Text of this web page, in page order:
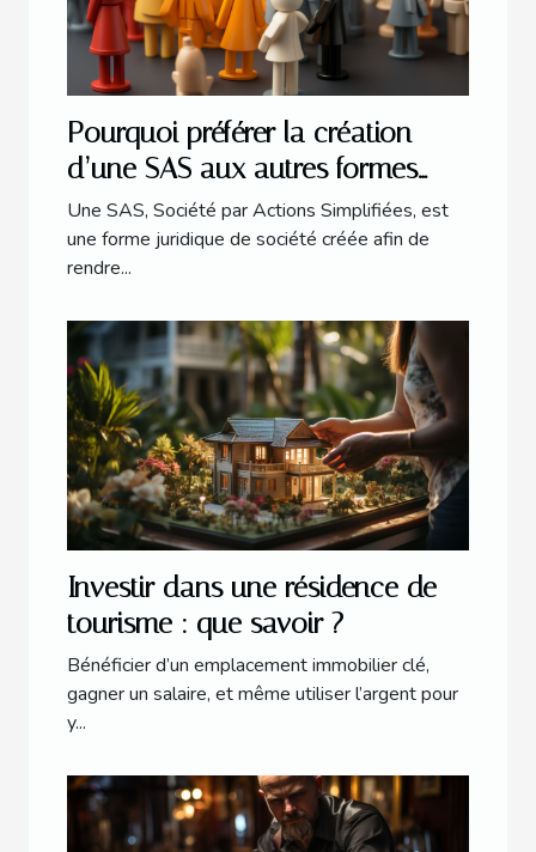
Pourquoi préférer la création
d’une SAS aux autres formes
juridiques ?
Une SAS, Société par Actions Simplifiées, est
une forme juridique de société créée afin de
rendre...
Investir dans une résidence de
tourisme : que savoir ?
Bénéficier d’un emplacement immobilier clé,
gagner un salaire, et même utiliser l’argent pour
y...